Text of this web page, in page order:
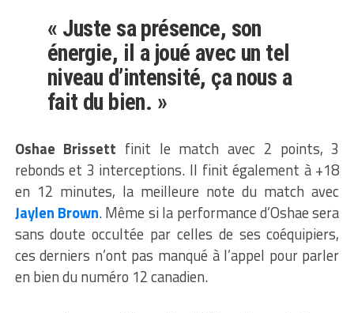
« Juste sa présence, son
énergie, il a joué avec un tel
niveau d’intensité, ça nous a
fait du bien. »
Oshae Brissett finit le match avec 2 points, 3
rebonds et 3 interceptions. Il finit également à +18
en 12 minutes, la meilleure note du match avec
Jaylen Brown. Même si la performance d’Oshae sera
sans doute occultée par celles de ses coéquipiers,
ces derniers n’ont pas manqué à l’appel pour parler
en bien du numéro 12 canadien.